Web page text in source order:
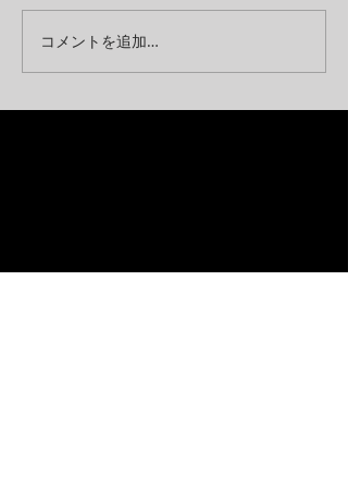
コメントを追加…